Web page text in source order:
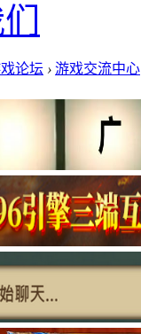
论坛 › 游戏交流中心